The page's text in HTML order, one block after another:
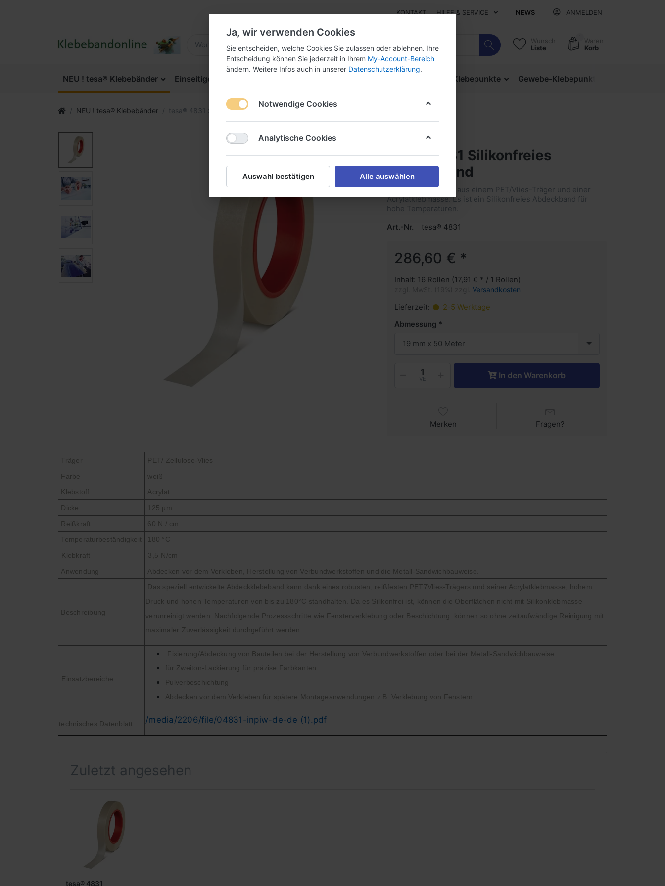
KONTAKT HILFE & SERVICE NEWS ANMELDEN
Wunsch
Liste
1
Waren
Korb
NEU ! tesa® Klebebänder Einseitige Klebebänder Doppelseitige Klebepunkte Gewebe-Klebepunkte
NEU ! tesa® Klebebänder tesa® 4831 Silikonfreies Abdeckband
tesa® 4831 Silikonfreies
Abdeckband
tesa® 4831 besteht aus einem PET/Vlies-Träger und einer
Acrylatklebmasse. Es ist ein Silikonfreies Abdeckband für
hohe Temperaturen.
Art.-Nr.
tesa® 4831
286,60 € *
Inhalt: 16 Rollen (17,91 € * / 1 Rollen)
Versandkosten
Lieferzeit:
2-5 Werktage
Abmessung
19 mm x 50 Meter
VE In den Warenkorb
Merken Fragen?
Träger
PET/ Zellulose-Vlies
Farbe
weiß
Klebstoff
Acrylat
Dicke
125 µm
Reißkraft
60 N / cm
Temperaturbeständigkeit
180 °C
Klebkraft
3,5 N/cm
Anwendung
Abdecken vor dem Verkleben, Herstellung von Verbundwerkstoffen und die Metall-Sandwichbauweise.
Beschreibung
Das speziell entwickelte Abdeckklebeband kann dank eines robusten, reißfesten PET7Vlies-Trägers und seiner Acrylatklebmasse, hohem
Druck und hohen Temperaturen von bis zu 180°C standhalten. Da es Silikonfrei ist, können die Oberflächen nicht mit Silikonklebmasse
verunreinigt werden. Nachfolgende Prozessschritte wie Fensterverklebung oder Beschichtung können so ohne zeitaufwändige Reinigung mit
maximaler Zuverlässigkeit durchgeführt werden.
Einsatzbereiche
Fixierung/Abdeckung von Bauteilen bei der Herstellung von Verbundwerkstoffen oder bei der Metall-Sandwichbauweise.
für Zweiton-Lackierung für präzise Farbkanten
Pulverbeschichtung
Abdecken vor dem Verkleben für spätere Montageanwendungen z.B. Verklebung von Fenstern.
technisches Datenblatt /media/2206/file/04831-inpiw-de-de (1).pdf
Zuletzt angesehen
tesa® 4831
Ja, wir verwenden Cookies
Sie entscheiden, welche Cookies Sie zulassen oder ablehnen. Ihre
Entscheidung können Sie jederzeit in Ihrem My-Account-Bereich
ändern. Weitere Infos auch in unserer Datenschutzerklärung.
Notwendige Cookies
Analytische Cookies
Auswahl bestätigen Alle auswählen